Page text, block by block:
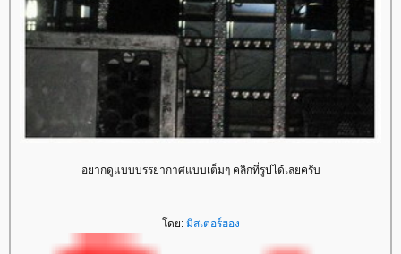
อยากดูแบบบรรยากาศแบบเต็มๆ คลิกที่รูปได้เลยครับ
ดย: มิสเตอร์ฮอง